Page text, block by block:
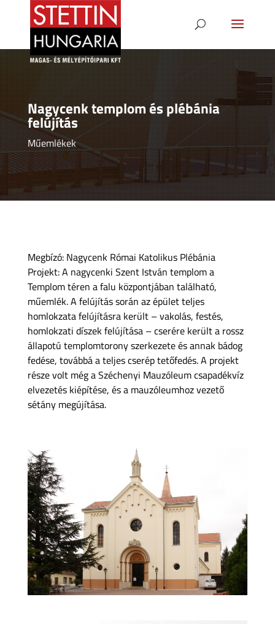
Nagycenk templom és plébánia
felújítás
Műemlékek
Megbízó: Nagycenk Római Katolikus Plébánia
Projekt: A nagycenki Szent István templom a
Templom téren a falu központjában található,
műemlék. A felújítás során az épület teljes
homlokzata felújításra került – vakolás, festés,
homlokzati díszek felújítása – cserére került a rossz
állapotú templomtorony szerkezete és annak bádog
fedése, továbbá a teljes cserép tetőfedés. A projekt
része volt még a Széchenyi Mauzóleum csapadékvíz
elvezetés kiépítése, és a mauzóleumhoz vezető
sétány megújítása.